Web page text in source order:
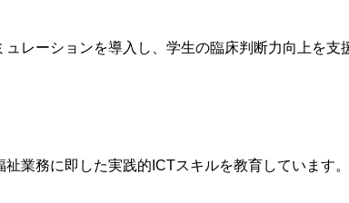
レーションを導入し、学生の臨床判断力向上を支
業務に即した実践的ICTスキルを教育しています。